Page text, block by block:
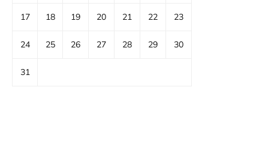
17 18 19 20 21 22 23
24 25 26 27 28 29 30
31